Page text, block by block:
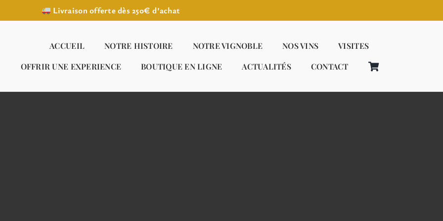
Livraison offerte dès 250€ d’achat
ACCUEIL NOTRE HISTOIRE NOTRE VIGNOBLE NOS VINS
VISITES
OFFRIR UNE EXPERIENCE
BOUTIQUE EN LIGNE ACTUALITÉS CONTACT